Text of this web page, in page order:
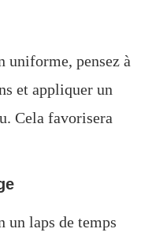
uniforme, pensez à
et appliquer un
Cela favorisera
un laps de temps